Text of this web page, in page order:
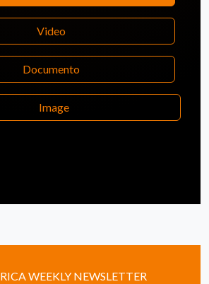
Video
Documento
Image
WEEKLY NEWSLETTER